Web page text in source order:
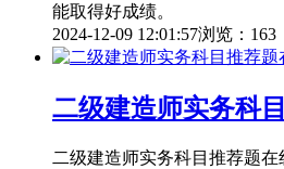
能取得好成绩。
2024-12-09 12:01:57浏览：163
二级建造师实务科
二级建造师实务科目推荐题